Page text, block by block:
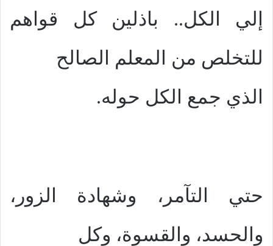
إلي الكل.. باذلين كل قواهم
للتخلص من المعلم الصالح
الذي جمع الكل حوله.
حتي التآمر، وشهادة الزور،
والحسد، والقسوة، وكل